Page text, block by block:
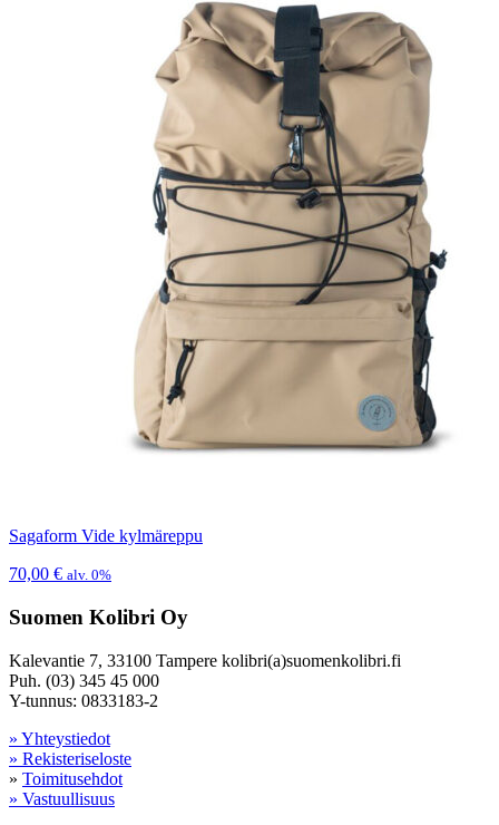
Sagaform Vide kylmäreppu
70,00 € alv. 0%
Suomen Kolibri Oy
Kalevantie 7, 33100 Tampere kolibri(a)suomenkolibri.fi
Puh. (03) 345 45 000
Y-tunnus: 0833183-2
» Yhteystiedot
» Rekisteriseloste
» Toimitusehdot
» Vastuullisuus